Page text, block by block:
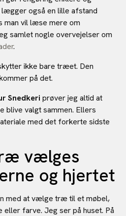
også en lille afstand
man vil læse mere om
samlet nogle overvejelser om
.
ikke bare træet. Den
på det.
Snedkeri prøver jeg altid at
valgt sammen. Ellers
med det forkerte sidste
vælges
og hjertet
med at vælge træ til et møbel,
eller farve. Jeg ser på huset. På